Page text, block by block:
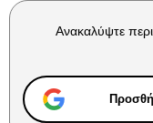
Ανακαλύψτε